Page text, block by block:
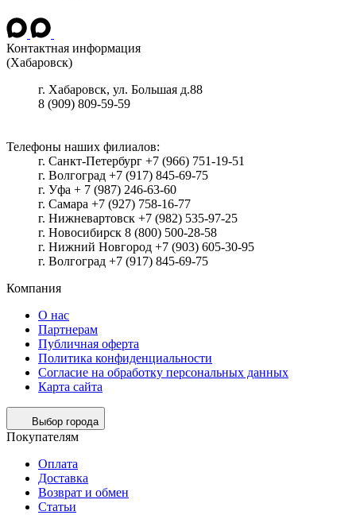
Контактная информация
(Хабаровск)
г. Хабаровск, ул. Большая д.88
8 (909) 809-59-59
Телефоны наших филиалов:
г. Санкт-Петербург +7 (966) 751-19-51
г. Волгоград +7 (917) 845-69-75
г. Уфа + 7 (987) 246-63-60
г. Самара +7 (927) 758-16-77
г. Нижневартовск +7 (982) 535-97-25
г. Новосибирск 8 (800) 500-28-58
г. Нижний Новгород +7 (903) 605-30-95
г. Волгоград +7 (917) 845-69-75
Компания
О нас
Партнерам
Публичная оферта
Политика конфиденциальности
Согласие на обработку персональных данных
Карта сайта
Выбор города
Покупателям
Оплата
Доставка
Возврат и обмен
Статьи